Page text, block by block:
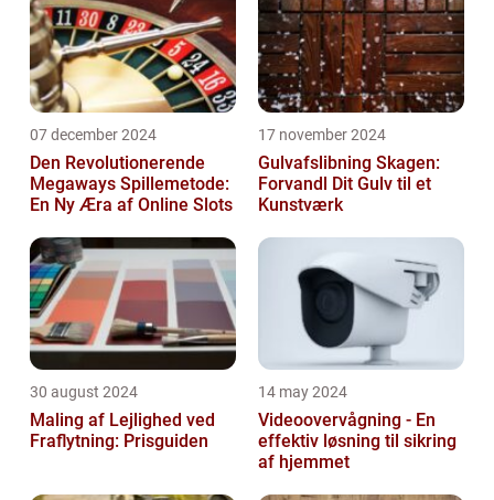
07 december 2024
Den Revolutionerende
Megaways Spillemetode:
En Ny Æra af Online Slots
17 november 2024
Gulvafslibning Skagen:
Forvandl Dit Gulv til et
Kunstværk
30 august 2024
Maling af Lejlighed ved
Fraflytning: Prisguiden
14 may 2024
Videoovervågning - En
effektiv løsning til sikring
af hjemmet